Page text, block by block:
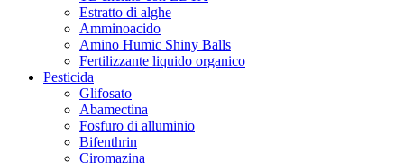
Estratto di alghe
Amminoacido
Amino Humic Shiny Balls
Fertilizzante liquido organico
Pesticida
Glifosato
Abamectina
Fosfuro di alluminio
Bifenthrin
Ciromazina